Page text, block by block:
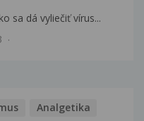
sa dá vyliečiť vírus...
Analgetika